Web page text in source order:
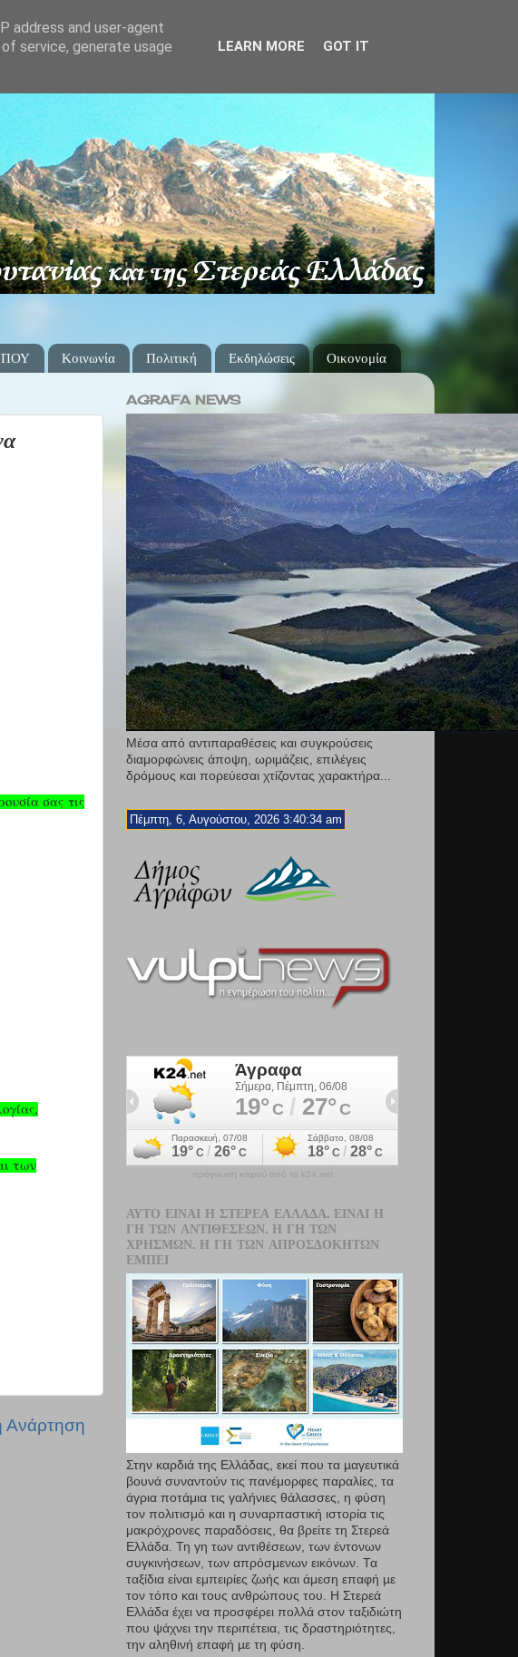
Κοινωνία Πολιτική Εκδηλώσεις Οικονομία
σας τις
των
Ανάρτηση
AGRAFA NEWS
Μέσα από αντιπαραθέσεις και συγκρούσεις
διαμορφώνεις άποψη, ωριμάζεις, επιλέγεις
δρόμους και πορεύεσαι χτίζοντας χαρακτήρα...
Πέμπτη, 6, Αυγούστου, 2026 3:40:36 am
πρόγνωση καιρού από το k24.net
ΑΥΤΌ ΕΊΝΑΙ Η ΣΤΕΡΕΆ ΕΛΛΆΔΑ. ΕΊΝΑΙ Η
ΓΗ ΤΩΝ ΑΝΤΙΘΈΣΕΩΝ. Η ΓΗ ΤΩΝ
ΧΡΗΣΜΏΝ. Η ΓΗ ΤΩΝ ΑΠΡΟΣΔΌΚΗΤΩΝ
ΕΜΠΕΙ
Στην καρδιά της Ελλάδας, εκεί που τα µαγευτικά
βουνά συναντούν τις πανέμορφες παραλίες, τα
άγρια ποτάμια τις γαλήνιες θάλασσες, η φύση
τον πολιτισμό και η συναρπαστική ιστορία τις
μακρόχρονες παραδόσεις, θα βρείτε τη Στερεά
Ελλάδα. Τη γη των αντιθέσεων, των έντονων
συγκινήσεων, των απρόσμενων εικόνων. Τα
ταξίδια είναι εμπειρίες ζωής και άμεση επαφή µε
τον τόπο και τους ανθρώπους του. Η Στερεά
Ελλάδα έχει να προσφέρει πολλά στον ταξιδιώτη
που ψάχνει την περιπέτεια, τις δραστηριότητες,
την αληθινή επαφή µε τη φύση.
address and user-agent
service, generate usage
LEARN MORE GOT IT